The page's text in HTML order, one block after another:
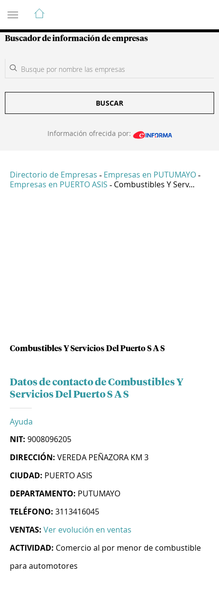
Guía de Empresas Colombianas
Buscador de información de empresas
BUSCAR
Información ofrecida por:
Directorio de Empresas - Empresas en PUTUMAYO -
Empresas en PUERTO ASIS - Combustibles Y Serv...
Combustibles Y Servicios Del Puerto S A S
Datos de contacto de Combustibles Y
Servicios Del Puerto S A S
Ayuda
NIT: 9008096205
DIRECCIÓN: VEREDA PEÑAZORA KM 3
CIUDAD: PUERTO ASIS
DEPARTAMENTO: PUTUMAYO
TELÉFONO: 3113416045
VENTAS: Ver evolución en ventas
ACTIVIDAD: Comercio al por menor de combustible
para automotores